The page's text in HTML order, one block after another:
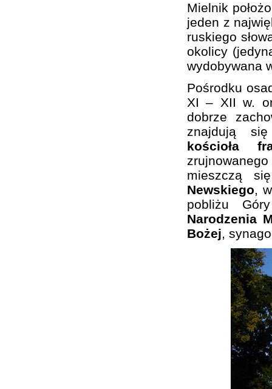
Mielnik
jeden z
ruskiego
okolicy
wydobywana
Pośrodku
XI – XII w.
dobrze
znajdują
kościoła
mieszczą
Newskiego,
pobliżu
Narodzenia
Bożej,